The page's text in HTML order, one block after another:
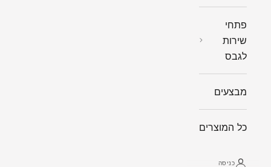
פתחי
שירות
לגבס
מבצעים
כל המוצרים
כניסה